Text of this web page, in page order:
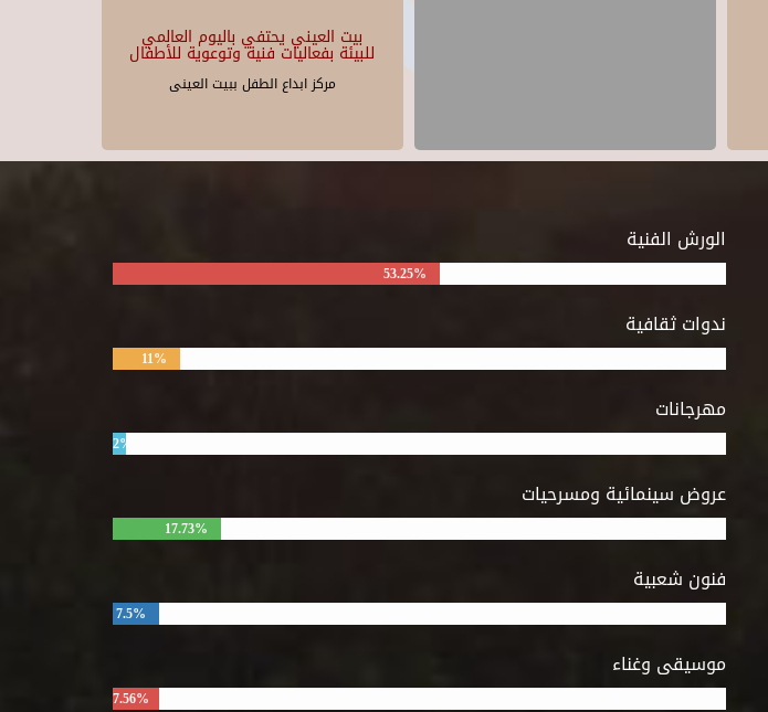
بيت العيني يحتفي باليوم العالمي
للبيئة بفعاليات فنية وتوعوية للأطفال
مركز ابداع الطفل ببيت العينى
الورش الفنية
53.25%
ندوات ثقافية
11%
مهرجانات
2%
عروض سينمائية ومسرحيات
17.73%
فنون شعبية
7.5%
موسيقى وغناء
7.56%